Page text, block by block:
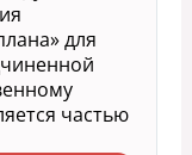
для
частью